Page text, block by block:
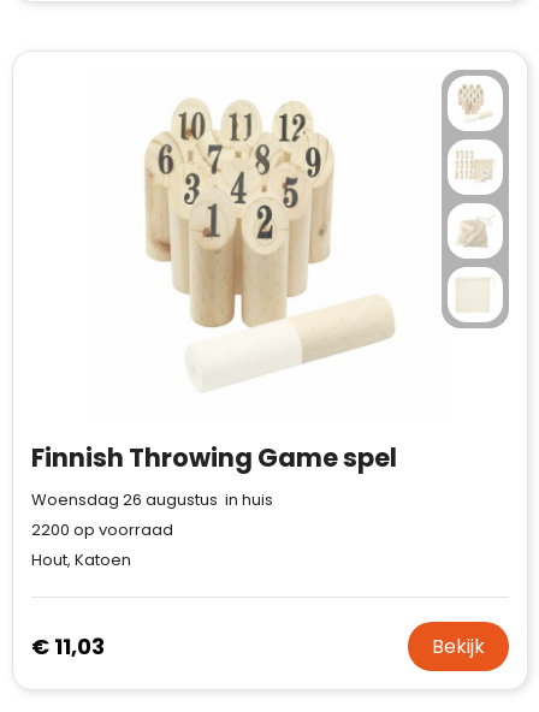
Finnish Throwing Game spel
Woensdag 26 augustus in huis
2200 op voorraad
Hout, Katoen
€ 11,03 Bekijk
van klanten voldoet.
beoordelingsplatforms om